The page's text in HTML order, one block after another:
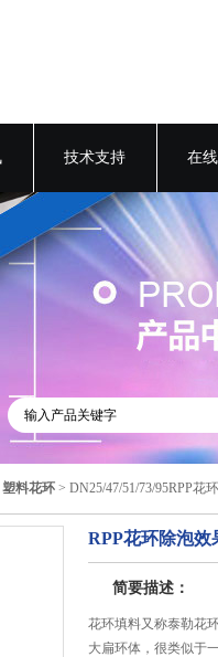
技术支持 在
塑料花环 > DN25/47/51/73/95RPP
RPP花环除泡效
简要描述：
花环填料又称泰勒花
大扁环体，很类似于